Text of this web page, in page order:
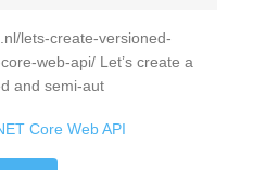
lets-create-versioned-
web-api/ Let’s create a
and semi-aut
Core Web API